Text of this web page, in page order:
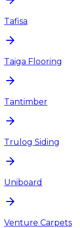
Tafisa
Taiga Flooring
Tantimber
Trulog Siding
Uniboard
Venture Carpets